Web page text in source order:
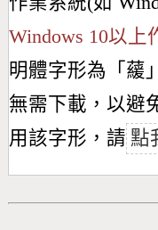
Windows 10以
明體字形為「 藧
無需下載，以避
用該字形，請 點